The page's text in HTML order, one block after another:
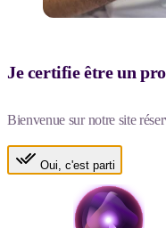
Je certifie être un
Bienvenue sur notre site
Oui, c'est parti